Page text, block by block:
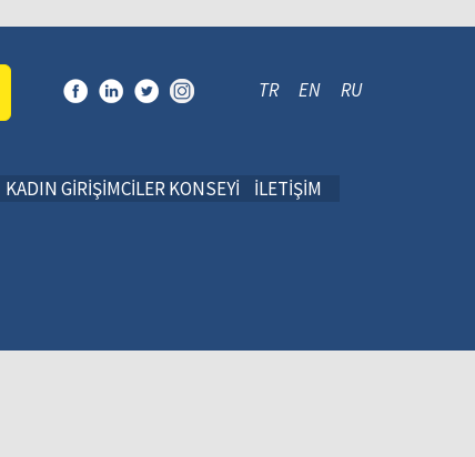
TR EN RU
KADIN GİRİŞİMCİLER KONSEYİ İLETİŞİM